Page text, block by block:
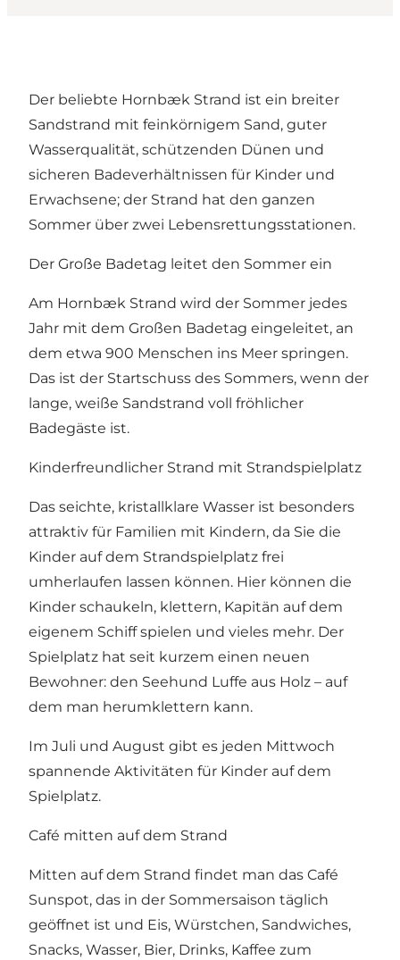
Der beliebte Hornbæk Strand ist ein breiter
Sandstrand mit feinkörnigem Sand, guter
Wasserqualität, schützenden Dünen und
sicheren Badeverhältnissen für Kinder und
Erwachsene; der Strand hat den ganzen
Sommer über zwei Lebensrettungsstationen.
Der Große Badetag leitet den Sommer ein
Am Hornbæk Strand wird der Sommer jedes
Jahr mit dem Großen Badetag eingeleitet, an
dem etwa 900 Menschen ins Meer springen.
Das ist der Startschuss des Sommers, wenn der
lange, weiße Sandstrand voll fröhlicher
Badegäste ist.
Kinderfreundlicher Strand mit Strandspielplatz
Das seichte, kristallklare Wasser ist besonders
attraktiv für Familien mit Kindern, da Sie die
Kinder auf dem Strandspielplatz frei
umherlaufen lassen können. Hier können die
Kinder schaukeln, klettern, Kapitän auf dem
eigenem Schiff spielen und vieles mehr. Der
Spielplatz hat seit kurzem einen neuen
Bewohner: den Seehund Luffe aus Holz – auf
dem man herumklettern kann.
Im Juli und August gibt es jeden Mittwoch
spannende Aktivitäten für Kinder auf dem
Spielplatz.
Café mitten auf dem Strand
Mitten auf dem Strand findet man das Café
Sunspot, das in der Sommersaison täglich
geöffnet ist und Eis, Würstchen, Sandwiches,
Snacks, Wasser, Bier, Drinks, Kaffee zum